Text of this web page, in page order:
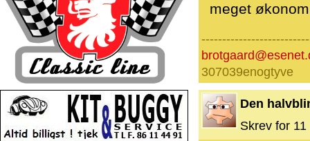
meget
307039enogtyve
Den
Skrev for